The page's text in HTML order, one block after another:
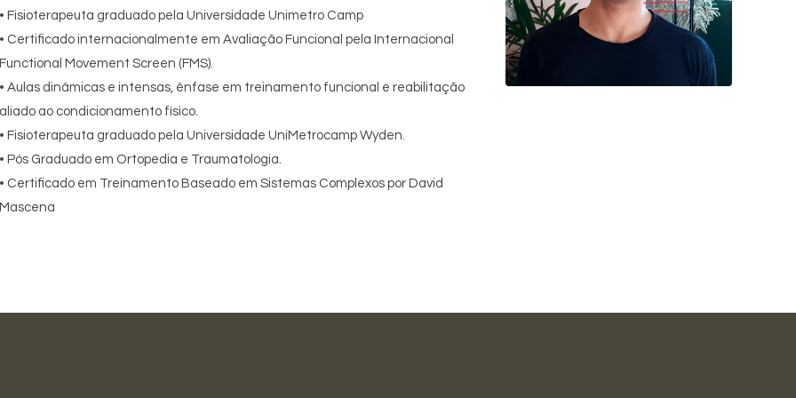
• Fisioterapeuta graduado pela Universidade Unimetro Camp
• Certificado internacionalmente em Avaliação Funcional pela Internacional
Functional Movement Screen (FMS).
• Aulas dinâmicas e intensas, ênfase em treinamento funcional e reabilitação
aliado ao condicionamento físico.
• Fisioterapeuta graduado pela Universidade UniMetrocamp Wyden.
• Pós Graduado em Ortopedia e Traumatologia.
• Certificado em Treinamento Baseado em Sistemas Complexos por David
Mascena